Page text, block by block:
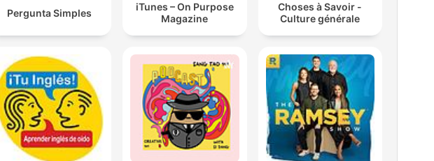
Pergunta Simples
iTunes – On Purpose
Magazine
Choses à Savoir -
Culture générale